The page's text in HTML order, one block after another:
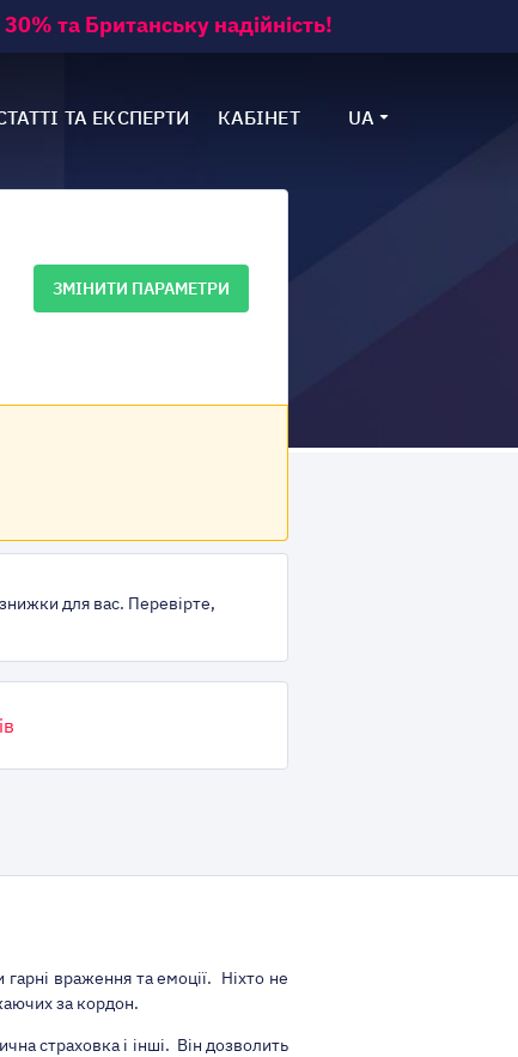
та Британську надійність!
ТА ЕКСПЕРТИ КАБІНЕТ UA
ЗМІНИТИ ПАРАМЕТРИ
для вас. Перевірте,
враження та емоції. Ніхто не
за кордон.
страховка і інші. Він дозволить